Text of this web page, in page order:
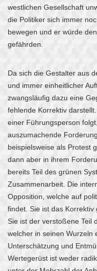
westlichen Gesellschaft
die Politiker sich immer
bewegen und er würde
gefährden.
Da sich die Gestalter aus
und immer einheitlicher
zwangsläufig dazu eine
fehlende Korrektiv
einer Führungsperson
auszumachende
beispielsweise als Protest
dann aber in ihrem
bereits Teil des grünen
Zusammenarbeit. Die
Opposition, welche auf
findet. Sie ist das
Sie ist der verstoßene Teil
welcher in seinen Wurzeln
Unterschätzung und
Wertegerüst ist weder